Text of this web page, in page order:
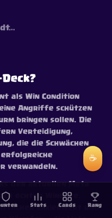
als Win Condition
Angriffe schützen
bringen sollen. Die
Verteidigung,
die die Schwächen
erfolgreiche
verwandeln.
der aktuellen Meta
echter Winrate.
Elixierwert und
Stats Cards Rang
☕